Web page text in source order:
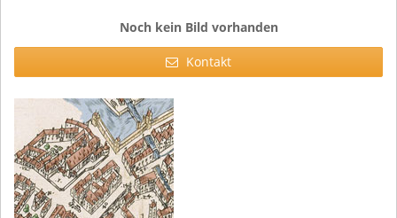
Noch kein Bild vorhanden
Kontakt